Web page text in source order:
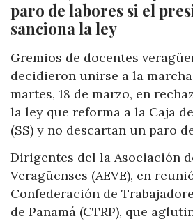
paro de labores si el
sanciona la ley
Gremios de docentes
decidieron unirse a la
martes, 18 de marzo, en
la ley que reforma a la Caja
(SS) y no descartan un paro
Dirigentes del la Asociación
Veragüenses (AEVE), en
Confederación de
de Panamá (CTRP), que